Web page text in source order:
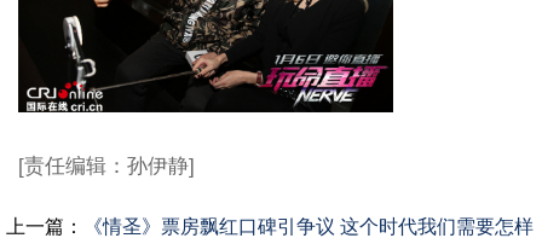
[责任编辑：孙伊静]
上一篇：
《情圣》票房飘红口碑引争议 这个时代我们需要怎样